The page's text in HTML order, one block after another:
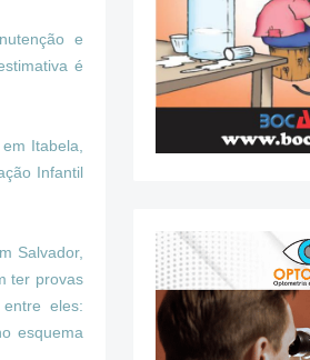
e
é
Itabela,
Infantil
Salvador,
ter provas
eles:
esquema